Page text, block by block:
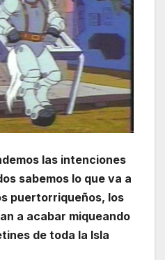
las intenciones
sabemos lo que va a
puertorriqueños, los
a acabar miqueando
de toda la Isla